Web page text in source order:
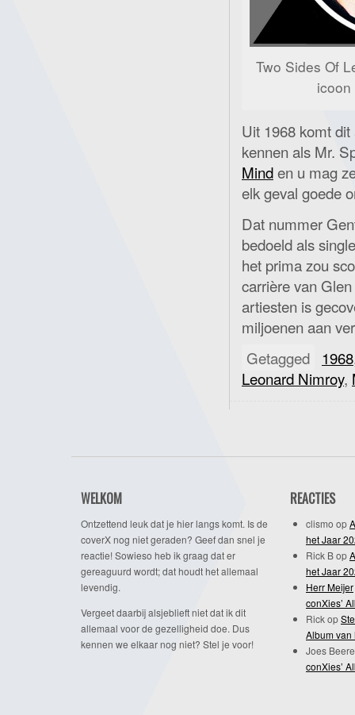
Two Sides Of
Uit 1968 komt
kennen als Mr.
Minden u mag
elk geval goede
Dat nummer
bedoeld als
het prima zou
carrière van
artiesten is
miljoenen aan
Getagged
1968
Leonard Nimroy,
WELKOM
Ontzettend leuk dat je hier langs komt. Is de
coverX nog niet geraden? Geef dan snel je
reactie! Sowieso heb ik graag dat er
gereaguurd wordt; dat houdt het allemaal
levendig.
Vergeet daarbij alsjeblieft niet dat ik dit
allemaal voor de gezelligheid doe. Dus
kennen we elkaar nog niet? Stel je voor!
REACTIES
clismo op
het Jaar
Rick Bop
het Jaar
Herr Meijer
conXies’
Rickop
Album van
Joes
conXies’